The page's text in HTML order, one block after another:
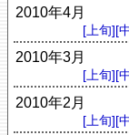
2010年4月
[上旬][
2010年3月
[上旬][
2010年2月
[上旬][